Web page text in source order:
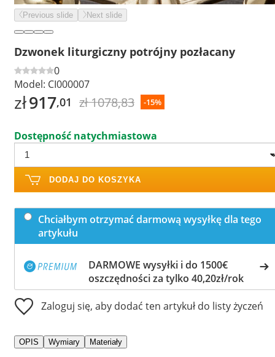
Previous slide Next slide
Dzwonek liturgiczny potrójny pozłacany
0
Model: CI000007
zł917,01 zł 1078,83 -15%
Dostępność natychmiastowa
DODAJ DO KOSZYKA
Chciałbym otrzymać darmową wysyłkę dla tego
artykułu
DARMOWE wysyłki i do 1500€
oszczędności za tylko 40,20zł/rok
Zaloguj się, aby dodać ten artykuł do listy życzeń
OPIS Wymiary Materiały